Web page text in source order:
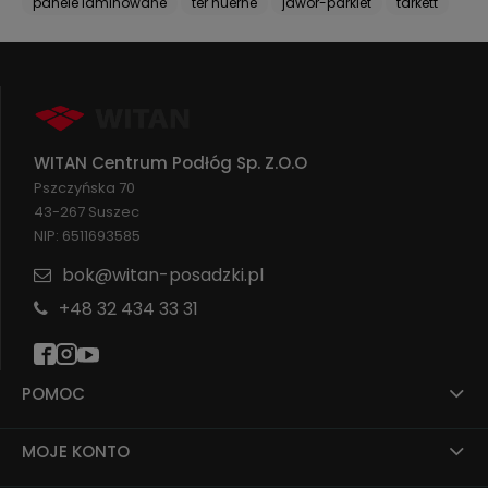
POMOC
MOJE KONTO
WITAN Centrum Podłóg Sp. Z.O.O
Pszczyńska 70
43-267 Suszec
NIP: 6511693585
bok@witan-posadzki.pl
+48 32 434 33 31